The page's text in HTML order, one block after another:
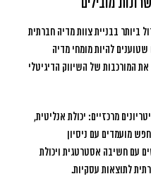
ביותר בבניית צוות מדיה חברתית
להיות מומחי מדיה
המורכבות של השיווק הדיגיטלי
מרכזיים: יכולת אנליטית,
מועמדים עם ניסיון
עם חשיבה אסטרטגית ויכולת
לתוצאות עסקיות.